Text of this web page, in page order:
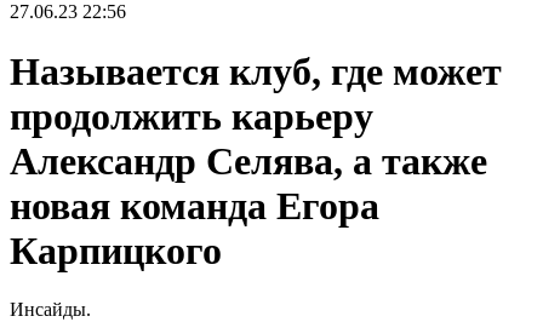
27.06.23 22:56
Называется клуб, где может
продолжить карьеру
Александр Селява, а также
новая команда Егора
Карпицкого
Инсайды.